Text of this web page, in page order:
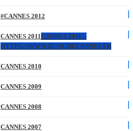
#CANNES 2012
CANNES 2011CANNES 2011 –
HTTPS://WWW.BLOGDECANNES.FR
CANNES 2010
CANNES 2009
CANNES 2008
CANNES 2007